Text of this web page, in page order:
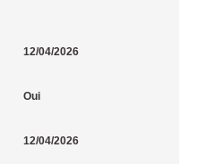
12/04/2026
Oui
12/04/2026